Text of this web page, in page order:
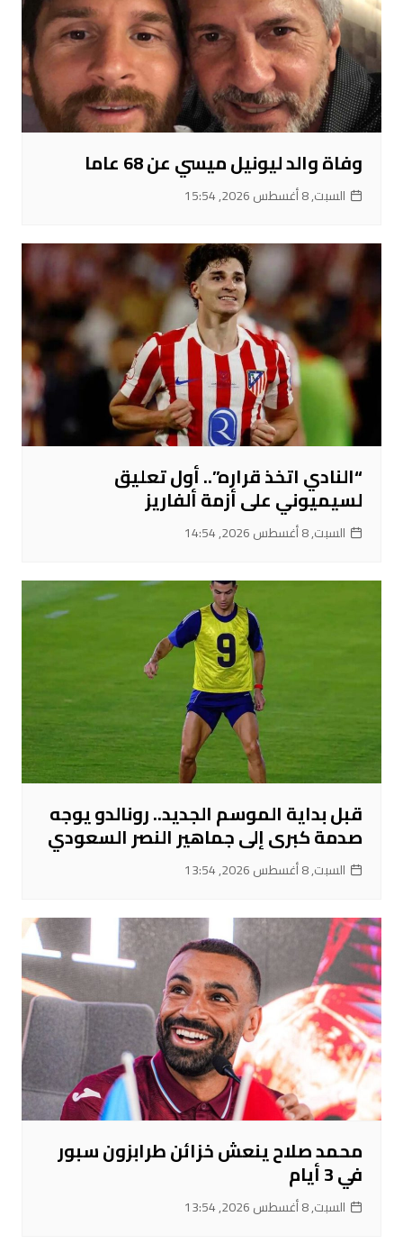
وفاة والد ليونيل ميسي عن 68 عاما
السبت, 8 أغسطس 2026, 15:54
“النادي اتخذ قراره”.. أول تعليق
لسيميوني على أزمة ألفاريز
السبت, 8 أغسطس 2026, 14:54
قبل بداية الموسم الجديد.. رونالدو يوجه
صدمة كبرى إلى جماهير النصر السعودي
السبت, 8 أغسطس 2026, 13:54
محمد صلاح ينعش خزائن طرابزون سبور
في 3 أيام
السبت, 8 أغسطس 2026, 13:54